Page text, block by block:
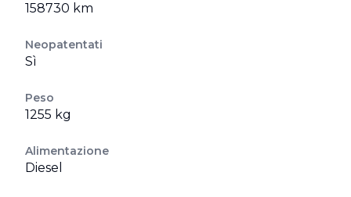
158730 km
Neopatentati
Sì
Peso
1255 kg
Alimentazione
Diesel